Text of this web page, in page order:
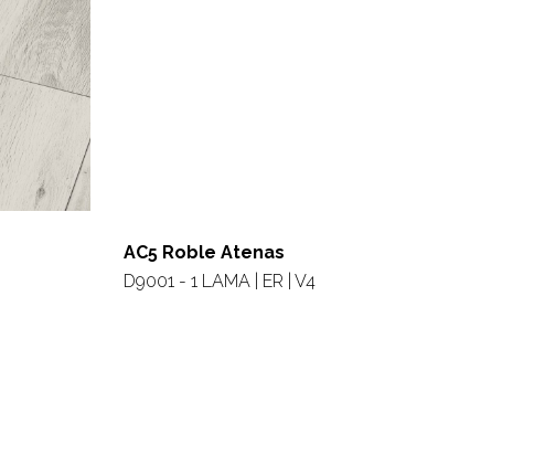
AC5 Roble Atenas
D9001 - 1 LAMA | ER | V4